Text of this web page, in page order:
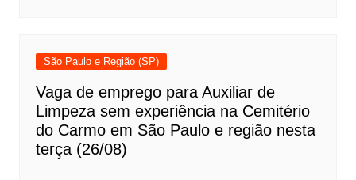
São Paulo e Região (SP)
Vaga de emprego para Auxiliar de
Limpeza sem experiência na Cemitério
do Carmo em São Paulo e região nesta
terça (26/08)